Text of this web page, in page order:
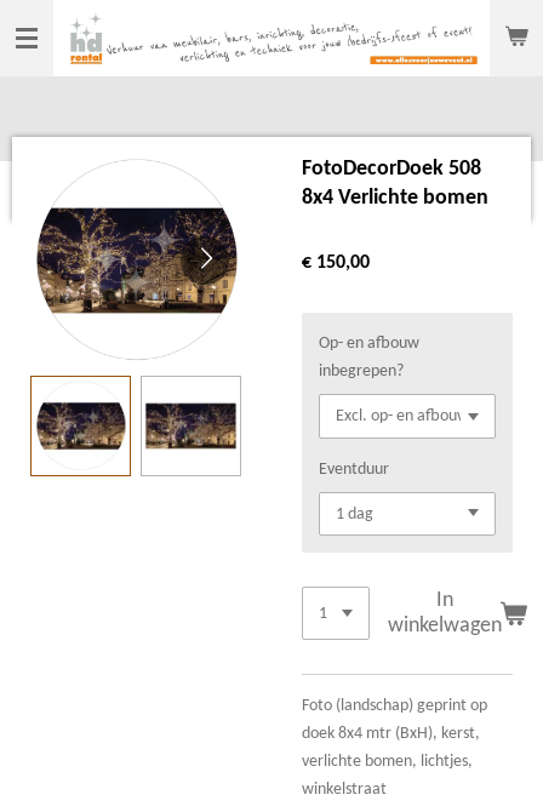
Ga
direct
hoofdinhoud
FotoDecorDoek 508
8x4 Verlichte bomen
€ 150,00
Op- en afbouw
inbegrepen?
Eventduur
In
winkelwagen
Foto (landschap) geprint op
doek 8x4 mtr (BxH), kerst,
verlichte bomen, lichtjes,
winkelstraat